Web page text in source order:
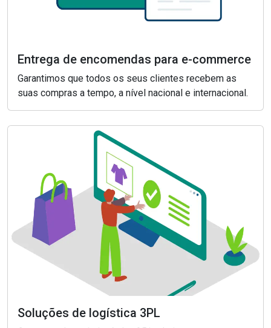
Entrega de encomendas para e-commerce
Garantimos que todos os seus clientes recebem as
suas compras a tempo, a nível nacional e internacional.
Soluções de logística 3PL